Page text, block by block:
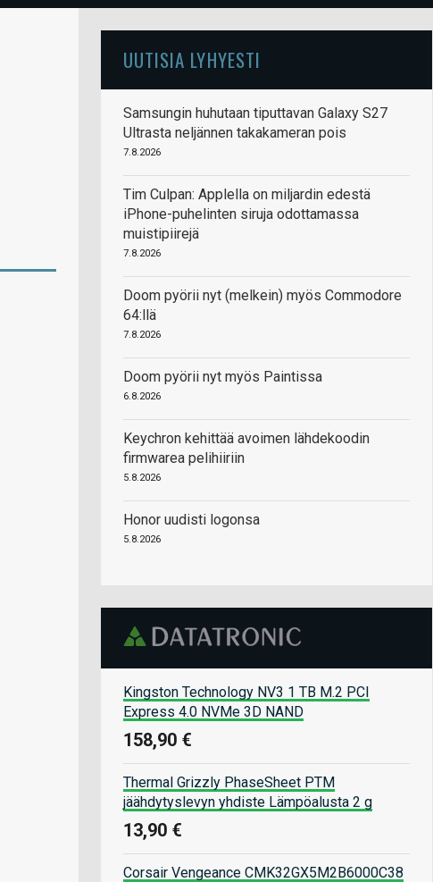
UUTISIA LYHYESTI
Samsungin huhutaan tiputtavan Galaxy S27
Ultrasta neljännen takakameran pois
7.8.2026
Tim Culpan: Applella on miljardin edestä
iPhone-puhelinten siruja odottamassa
muistipiirejä
7.8.2026
Doom pyörii nyt (melkein) myös Commodore
64:llä
7.8.2026
Doom pyörii nyt myös Paintissa
6.8.2026
Keychron kehittää avoimen lähdekoodin
firmwarea pelihiiriin
5.8.2026
Honor uudisti logonsa
5.8.2026
Kingston Technology NV3 1 TB M.2 PCI
Express 4.0 NVMe 3D NAND
158,90 €
Thermal Grizzly PhaseSheet PTM
jäähdytyslevyn yhdiste Lämpöalusta 2 g
13,90 €
Corsair Vengeance CMK32GX5M2B6000C38